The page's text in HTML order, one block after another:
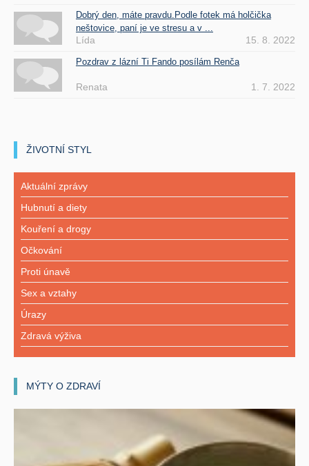
Dobrý den, máte pravdu.Podle fotek má holčička
neštovice, paní je ve stresu a v ...
Lída 15. 8. 2022
Pozdrav z lázní Ti Fando posílám Renča
Renata 1. 7. 2022
ŽIVOTNÍ STYL
Aktuální zprávy
Hubnutí a diety
Kouření a drogy
Očkování
Proti únavě
Sex a vztahy
Úrazy
Zdravá výživa
MÝTY O ZDRAVÍ